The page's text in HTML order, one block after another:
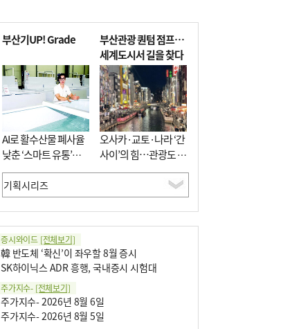
부산기UP! Grade
AI로 활수산물 폐사율
낮춘 ‘스마트 유통’…
사막·산악지대 수출
도전
부산관광 퀀텀 점프…
세계도시서 길을 찾다
오사카·교토·나라 ‘간
사이’의 힘…관광도 뭉
쳐야 흥한다
증시와이드 [전체보기]
韓 반도체 ‘확신’이 좌우할 8월 증시
SK하이닉스 ADR 흥행, 국내증시 시험대
주가지수- [전체보기]
주가지수- 2026년 8월 6일
주가지수- 2026년 8월 5일